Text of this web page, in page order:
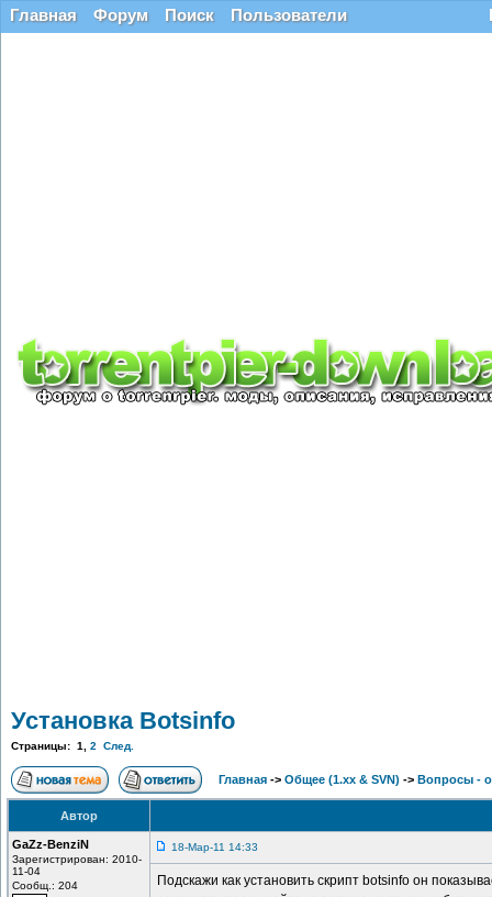
Главная Форум Поиск Пользователи
Установка Botsinfo
Страницы: 1 2 След.
Главная -> Общее (1.хх & SVN) -> Вопросы -
Автор
GaZz-BenziN
Зарегистрирован: 2010-
11-04
Сообщ.: 204
18-Мар-11 14:33
Подскажи как установить скрипт botsinfo он